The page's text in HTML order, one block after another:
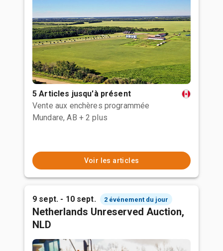
5 Articles jusqu'à présent
Vente aux enchères programmée
Mundare, AB + 2 plus
Voir les articles
9 sept. - 10 sept. 2 événement du jour
Netherlands Unreserved Auction,
NLD